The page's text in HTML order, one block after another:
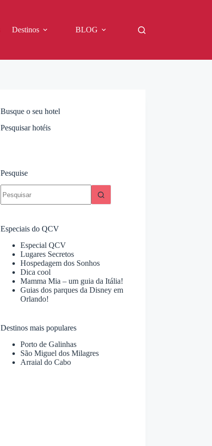
Destinos BLOG
Busque o seu hotel
Pesquisar hotéis
Pesquise
resultados
Especiais do QCV
Especial QCV
Lugares Secretos
Hospedagem dos Sonhos
Dica cool
Mamma Mia – um guia da Itália!
Guias dos parques da Disney em
Orlando!
Destinos mais populares
Porto de Galinhas
São Miguel dos Milagres
Arraial do Cabo